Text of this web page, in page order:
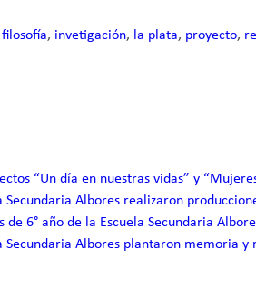
filosofía, invetigación, la plata, proyecto,
“Un día en nuestras vidas” y
Secundaria Albores realizaron
de 6° año de la Escuela Secundaria
Secundaria Albores plantaron